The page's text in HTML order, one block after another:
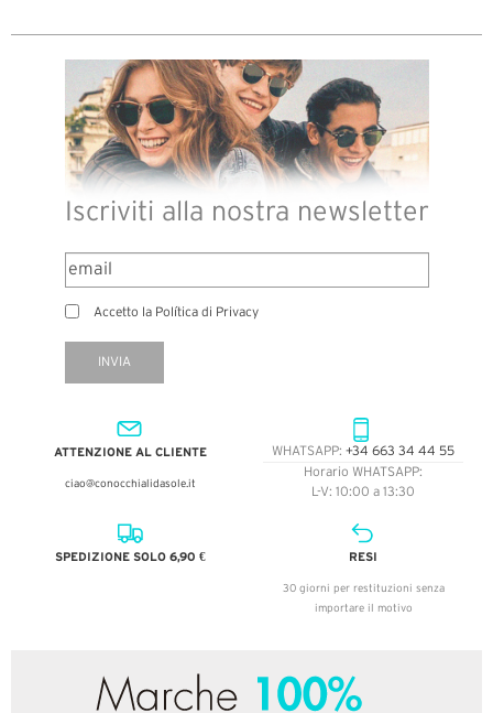
Iscriviti alla nostra newsletter
Accetto la Política di Privacy
INVIA
ATTENZIONE AL CLIENTE
ciao@conocchialidasole.it
WHATSAPP: +34 663 34 44 55
Horario WHATSAPP:
L-V: 10:00 a 13:30
SPEDIZIONE SOLO 6,90 € RESI
30 giorni per restituzioni senza
importare il motivo